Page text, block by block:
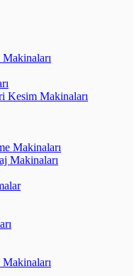
Kesim Makinaları
Makinaları
Makinaları